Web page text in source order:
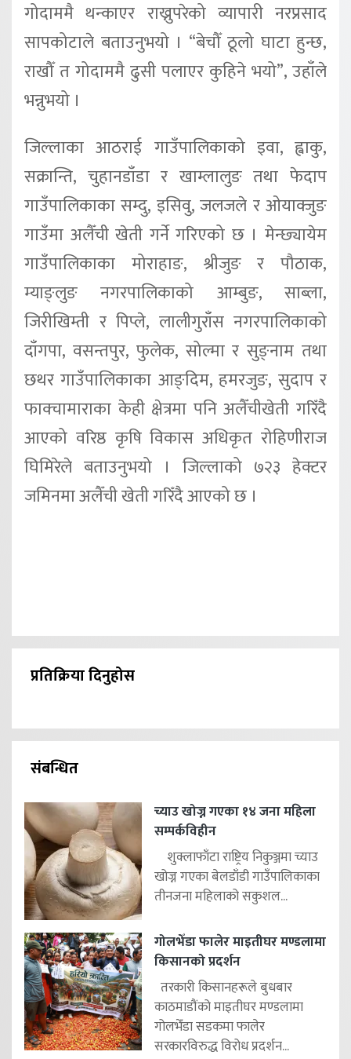
गोदाममै थन्काएर राख्नुपरेको व्यापारी नरप्रसाद
सापकोटाले बताउनुभयो । “बेचौँ ठूलो घाटा हुन्छ,
राखौँ त गोदाममै ढुसी पलाएर कुहिने भयो”, उहाँले
भन्नुभयो ।
जिल्लाका आठराई गाउँपालिकाको इवा, ह्वाकु,
सक्रान्ति, चुहानडाँडा र खाम्लालुङ तथा फेदाप
गाउँपालिकाका सम्दु, इसिवु, जलजले र ओयाक्जुङ
गाउँमा अलैँची खेती गर्ने गरिएको छ । मेन्छ्यायेम
गाउँपालिकाका मोराहाङ, श्रीजुङ र पौठाक,
म्याङ्लुङ नगरपालिकाको आम्बुङ, साब्ला,
जिरीखिम्ती र पिप्ले, लालीगुराँस नगरपालिकाको
दाँगपा, वसन्तपुर, फुलेक, सोल्मा र सुङ्नाम तथा
छथर गाउँपालिकाका आङ्दिम, हमरजुङ, सुदाप र
फाक्चामाराका केही क्षेत्रमा पनि अलैँचीखेती गरिँदै
आएको वरिष्ठ कृषि विकास अधिकृत रोहिणीराज
घिमिरेले बताउनुभयो । जिल्लाको ७२३ हेक्टर
जमिनमा अलैँची खेती गरिँदै आएको छ ।
प्रतिक्रिया दिनुहोस
संबन्धित
च्याउ खोज्न गएका १४ जना महिला
सम्पर्कविहीन
शुक्लाफाँटा राष्ट्रिय निकुञ्जमा च्याउ
खोज्न गएका बेलडाँडी गाउँपालिकाका
तीनजना महिलाको सकुशल...
गोलभेँडा फालेर माइतीघर मण्डलामा
किसानको प्रदर्शन
तरकारी किसानहरूले बुधबार
काठमाडौंको माइतीघर मण्डलामा
गोलभेँडा सडकमा फालेर
सरकारविरुद्ध विरोध प्रदर्शन...